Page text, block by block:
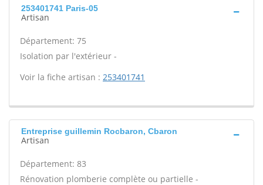
253401741 Paris-05
Artisan
Département: 75
Isolation par l'extérieur -
Voir la fiche artisan : 253401741
Entreprise guillemin Rocbaron, Cbaron
Artisan
Département: 83
Rénovation plomberie complète ou partielle -